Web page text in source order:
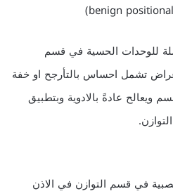
للوحدات الحسية في قسم
تشمل احساس بالتأرجح او خفة
ويعالح عادةً بالادوية وبتطبيق
في قسم التوازن في الاذن